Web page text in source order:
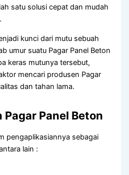
satu solusi cepat dan mudah
kunci dari mutu sebuah
umur suatu Pagar Panel Beton
keras mutunya tersebut,
mencari produsen Pagar
dan tahan lama.
Panel Beton
pengaplikasiannya sebagai
lain :